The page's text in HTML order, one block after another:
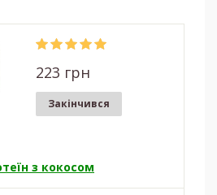
223 грн
Закінчився
з кокосом